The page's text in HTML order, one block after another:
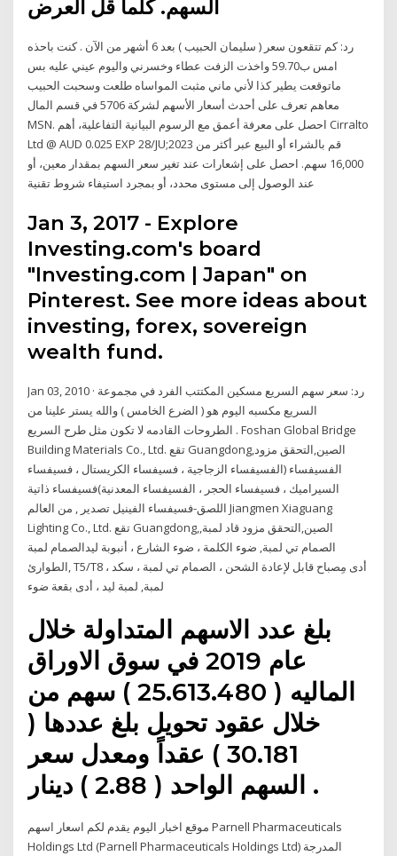
رد: كم تتقعون سعر ( سليمان الحبيب ) بعد 6 أشهر من الآن . كنت باحذه
امس ب59.70 واخذت الزفت عطاء وخسرني واليوم عيني عليه بس
ماتوقعت يطير كذا لأني ماني مثبت المواساه طلعت وسحبت الحبيب
معاهم تعرف على أحدث أسعار الأسهم لشركة 5706 في قسم المال
MSN. احصل على معرفة أعمق مع الرسوم البيانية التفاعلية، أهم Cirralto
Ltd @ AUD 0.025 EXP 28/JU;2023 قم بالشراء أو البيع عبر أكثر من
16,000 سهم. احصل على إشعارات عند تغير سعر السهم بمقدار معين، أو
عند الوصول إلى مستوى محدد، أو بمجرد استيفاء شروط تقنية
Jan 3, 2017 - Explore
Investing.com's board
"Investing.com | Japan" on
Pinterest. See more ideas about
investing, forex, sovereign
wealth fund.
Jan 03, 2010 · رد: سعر سهم السريع مسكين المكتتب الفرد في مجموعة
السريع مكسبه اليوم هو ( الضرع الخامس ) والله يستر علينا من
الطروحات القادمه لا تكون مثل طرح السريع . Foshan Global Bridge
Building Materials Co., Ltd. تقع Guangdong,الصين,التحقق مزود
الفسيفساء (الفسيفساء الزجاجية ، فسيفساء الكريستال ، فسيفساء
السيراميك ، فسيفساء الحجر ، الفسيفساء المعدنية)فسيفساء ذاتية
اللصق-فسيفساء الفينيل تصدير , من العالم Jiangmen Xiaguang
Lighting Co., Ltd. تقع Guangdong,الصين,التحقق مزود قاد لمبة,
الصمام تي لمبة, ضوء الكلمة ، ضوء الشارع ، أنبوبة ليدالصمام لمبة
الطوارئ, T5/T8 ، أدى مِصباح قابل لإعادة الشحن ، الصمام تي لمبة ، سكد
لمبة, لمبة ليد ، أدى بقعة ضوء
بلغ عدد الاسهم المتداولة خلال
عام 2019 في سوق الاوراق
الماليه ( 25.613.480 ) سهم من
خلال عقود تحويل بلغ عددها (
30.181 ) عقداً ومعدل سعر
السهم الواحد ( 2.88 ) دينار .
موقع اخبار اليوم يقدم لكم اسعار اسهم Parnell Pharmaceuticals
Holdings Ltd (Parnell Pharmaceuticals Holdings Ltd) المدرجة